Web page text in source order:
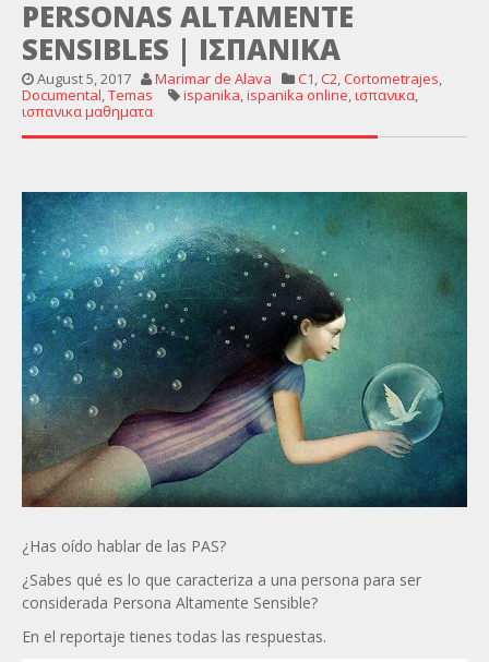
PERSONAS ALTAMENTE
SENSIBLES | ΙΣΠΑΝΙΚΑ
August 5, 2017 Marimar de Alava C1, C2, Cortometrajes,
Documental,Temas ispanika,ispanika online,ισπανικα,
ισπανικα μαθηματα
¿Has oído hablar de las PAS?
¿Sabes qué es lo que caracteriza a una persona para ser
considerada Persona Altamente Sensible?
En el reportaje tienes todas las respuestas.